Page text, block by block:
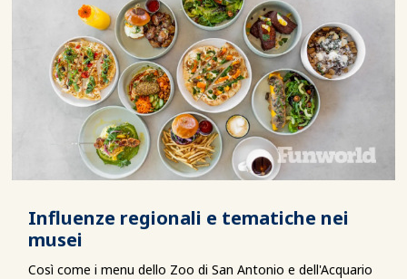
Influenze regionali e tematiche nei
musei
Così come i menu dello Zoo di San Antonio e dell'Acquario